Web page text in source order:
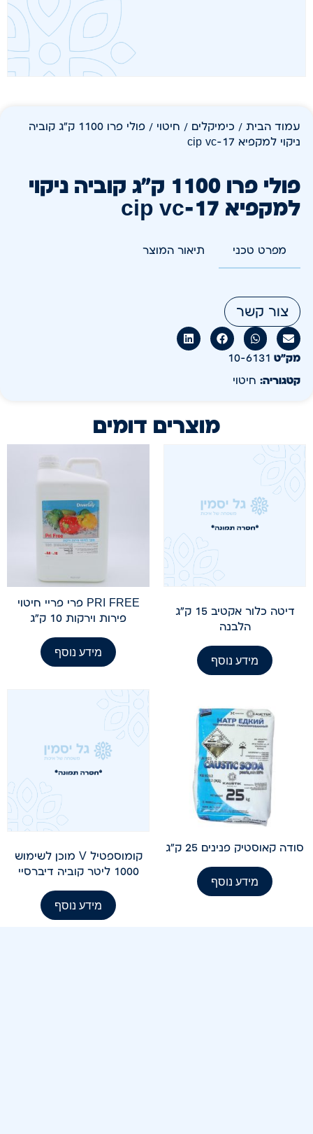
עמוד הבית / כימיקלים / חיטוי
/ פולי פרו 1100 ק"ג קוביה
ניקוי למקפיא cip vc-17
פולי פרו 1100 ק"ג קוביה ניקוי
למקפיא cip vc-17
מפרט טכני תיאור המוצר
צור קשר
מק״ט 10-6131
קטגוריה: חיטוי
מוצרים דומים
דיטה כלור אקטיב 15 ק"ג
הלבנה
מידע נוסף
PRI FREE פרי פריי חיטוי
פירות וירקות 10 ק"ג
מידע נוסף
סודה קאוסטיק פנינים 25 ק"ג
מידע נוסף
קומוספטיל V מוכן לשימוש
1000 ליטר קוביה דיברסיי
מידע נוסף